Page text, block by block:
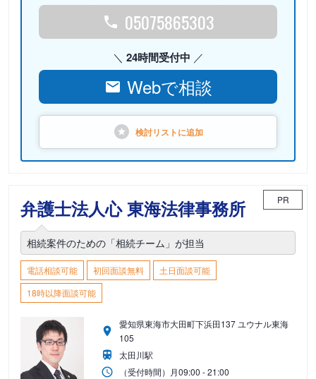
05075865303
24時間受付中
Webで相談
検討リストに追加
弁護士法人心 東海法律事務所 PR
相続案件のための「相続チーム」が担当
電話相談可能 初回面談無料
土日面談可能
18時以降面談可能
愛知県東海市大田町下浜田137 ユウナル東海
105
太田川駅
（受付時間） 月09:00 - 21:00